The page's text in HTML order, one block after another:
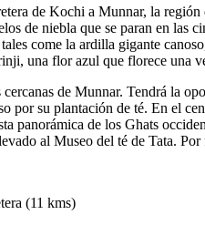
de Kochi a Munnar, la
de niebla que se paran en las
come la ardilla gigante
una flor azul que florece una
cercanas de Munnar. Tendrá la
por su plantación de té. En el
panorámica de los Ghats
al Museo del té de Tata.
(11 kms)